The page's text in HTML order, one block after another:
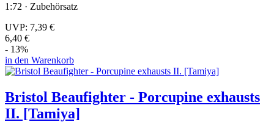
1:72 · Zubehörsatz
UVP: 7,39 €
6,40 €
- 13%
in den Warenkorb
Bristol Beaufighter - Porcupine exhausts
II. [Tamiya]